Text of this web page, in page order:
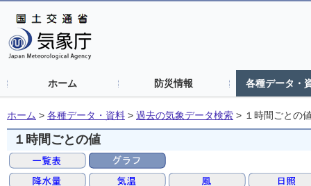
ホーム 防災情報 各種データ・
ホーム > 各種データ・資料 > 過去の気象データ検索 > １時間ごとの
１時間ごとの値